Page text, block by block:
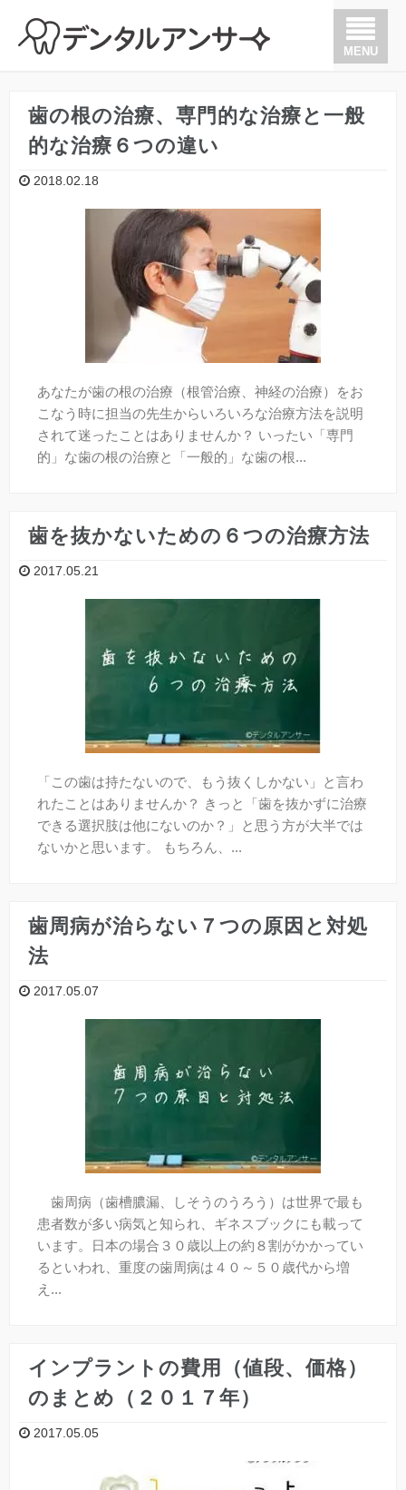
MENU
歯を抜かない治療
歯の根の治療（根管治療）
予防歯科
「デンタルアンサー」とは？
歯の根の治療、専門的な治療と一般
的な治療６つの違い
2018.02.18
あなたが歯の根の治療（根管治療、神経の治療）をお
こなう時に担当の先生からいろいろな治療方法を説明
されて迷ったことはありませんか？ いったい「専門
的」な歯の根の治療と「一般的」な歯の根...
歯を抜かないための６つの治療方法
2017.05.21
「この歯は持たないので、もう抜くしかない」と言わ
れたことはありませんか？ きっと「歯を抜かずに治療
できる選択肢は他にないのか？」と思う方が大半では
ないかと思います。 もちろん、...
歯周病が治らない７つの原因と対処
法
2017.05.07
歯周病（歯槽膿漏、しそうのうろう）は世界で最も
患者数が多い病気と知られ、ギネスブックにも載って
います。日本の場合３０歳以上の約８割がかかってい
るといわれ、重度の歯周病は４０～５０歳代から増
え...
インプラントの費用（値段、価格）
のまとめ（２０１７年）
2017.05.05